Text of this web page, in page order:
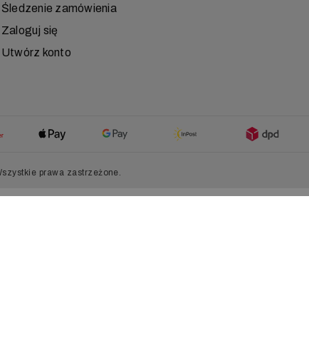
Śledzenie zamówienia
Zaloguj się
Utwórz konto
prawa zastrzeżone.